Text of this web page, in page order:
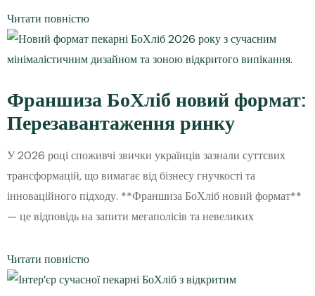
Читати повністю
Франшиза БоХліб новий формат:
Перезавантаження ринку
У 2026 році споживчі звички українців зазнали суттєвих
трансформацій, що вимагає від бізнесу гнучкості та
інноваційного підходу. **Франшиза БоХліб новий формат**
— це відповідь на запити мегаполісів та невеликих
Читати повністю